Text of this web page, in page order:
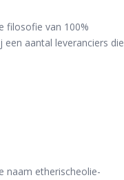
filosofie van 100%
aantal leveranciers die
naam etherischeolie-